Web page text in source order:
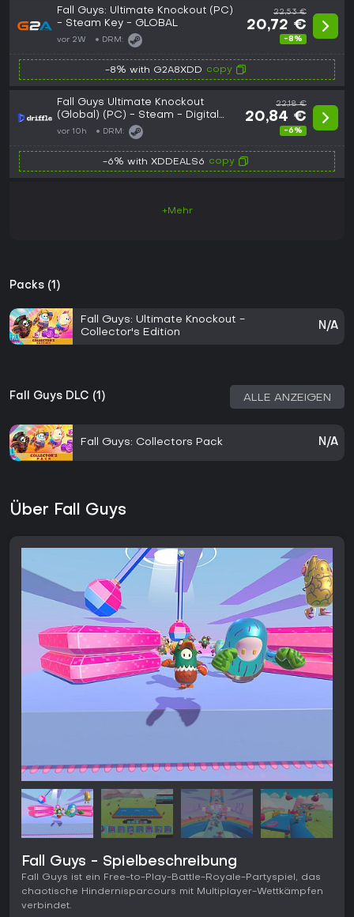
Fall Guys: Ultimate Knockout (PC)
- Steam Key - GLOBAL
vor 2W DRM:
22,53 €
20,72 €
-8%
-8% with G2A8XDD copy
Fall Guys Ultimate Knockout
(Global) (PC) - Steam - Digital
Key
vor 10h DRM:
22,18 €
20,84 €
-6%
-6% with XDDEALS6 copy
+Mehr
Packs (1)
Fall Guys: Ultimate Knockout -
Collector's Edition
N/A
Fall Guys DLC (1) ALLE ANZEIGEN
Fall Guys: Collectors Pack N/A
Über Fall Guys
Fall Guys - Spielbeschreibung
Fall Guys ist ein Free-to-Play-Battle-Royale-Partyspiel, das
chaotische Hindernisparcours mit Multiplayer-Wettkämpfen
verbindet.